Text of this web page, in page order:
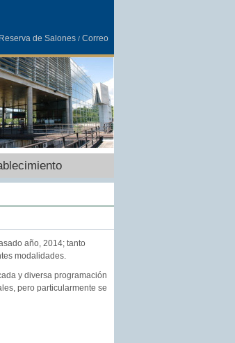
Reserva de Salones/ Correo
año, 2014; tanto
modalidades.
y diversa programación
pero particularmente se